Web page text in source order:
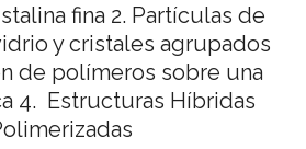
fina 2. Partículas de
y cristales agrupados
de polímeros sobre una
4. Estructuras Híbridas